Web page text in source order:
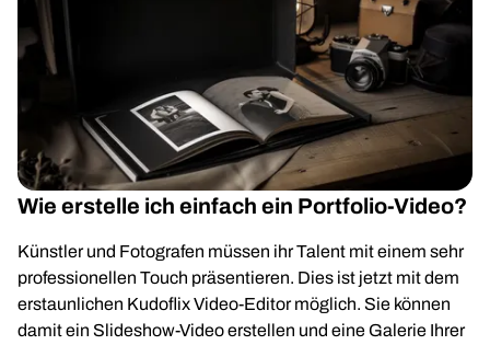
Wie erstelle ich einfach ein Portfolio-Video?
Künstler und Fotografen müssen ihr Talent mit einem sehr
professionellen Touch präsentieren. Dies ist jetzt mit dem
erstaunlichen Kudoflix Video-Editor möglich. Sie können
damit ein Slideshow-Video erstellen und eine Galerie Ihrer